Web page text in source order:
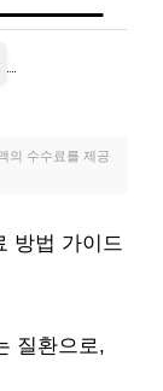
의 수수료를 제공
방법 가이드
질환으로,